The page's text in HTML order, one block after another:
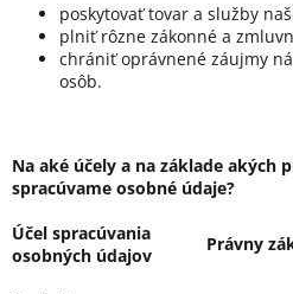
poskytovať tovar a služby
plniť rôzne zákonné a
chrániť oprávnené záujmy
osôb.
Na aké účely a na základe akých
spracúvame osobné údaje?
Účel spracúvania
osobných údajov
Právny